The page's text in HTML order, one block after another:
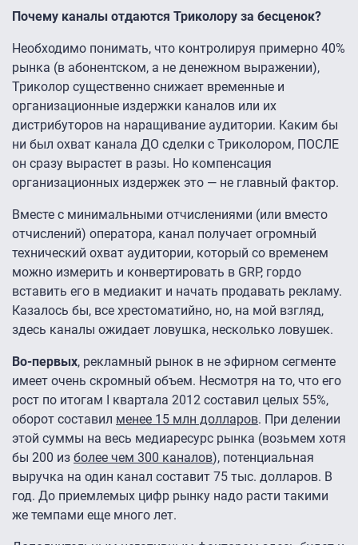
Почему каналы отдаются Триколору за бесценок?
Необходимо понимать, что контролируя примерно 40%
рынка (в абонентском, а не денежном выражении),
Триколор существенно снижает временные и
организационные издержки каналов или их
дистрибуторов на наращивание аудитории. Каким бы
ни был охват канала ДО сделки с Триколором, ПОСЛЕ
он сразу вырастет в разы. Но компенсация
организационных издержек это — не главный фактор.
Вместе с минимальными отчислениями (или вместо
отчислений) оператора, канал получает огромный
технический охват аудитории, который со временем
можно измерить и конвертировать в GRP, гордо
вставить его в медиакит и начать продавать рекламу.
Казалось бы, все хрестоматийно, но, на мой взгляд,
здесь каналы ожидает ловушка, несколько ловушек.
Во-первых, рекламный рынок в не эфирном сегменте
имеет очень скромный объем. Несмотря на то, что его
рост по итогам I квартала 2012 составил целых 55%,
оборот составил менее 15 млн долларов. При делении
этой суммы на весь медиаресурс рынка (возьмем хотя
бы 200 из более чем 300 каналов), потенциальная
выручка на один канал составит 75 тыс. долларов. В
год. До приемлемых цифр рынку надо расти такими
же темпами еще много лет.